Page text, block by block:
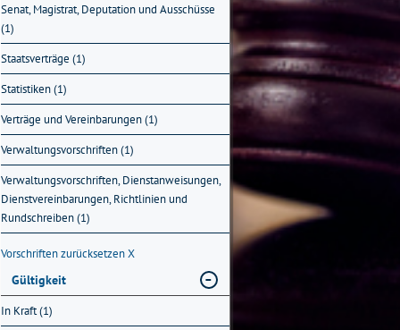
Senat, Magistrat, Deputation und Ausschüsse
(1)
Staatsverträge (1)
Statistiken (1)
Verträge und Vereinbarungen (1)
Verwaltungsvorschriften (1)
Verwaltungsvorschriften, Dienstanweisungen,
Dienstvereinbarungen, Richtlinien und
Rundschreiben (1)
Vorschriften zurücksetzenX
Gültigkeit
In Kraft (1)